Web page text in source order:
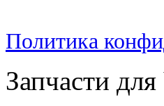
Политика
Запчасти